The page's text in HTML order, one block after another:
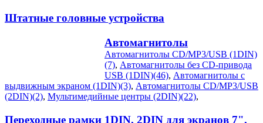
Штатные головные устройства
Автомагнитолы
Автомагнитолы CD/MP3/USB (1DIN)
(7), Автомагнитолы без CD-привода
USB (1DIN)(46), Автомагнитолы с
выдвижным экраном (1DIN)(3), Автомагнитолы CD/MP3/USB
(2DIN)(2), Мультимедийные центры (2DIN)(22),
Переходные рамки 1DIN, 2DIN для экранов 7",